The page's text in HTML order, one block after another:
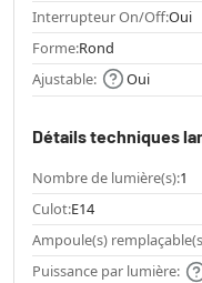
Interrupteur On/Off:Oui
Forme:Rond
Ajustable:
Oui
Détails techniques
Nombre de lumière(s):1
Culot:E14
Ampoule(s)
Puissance par lumière: